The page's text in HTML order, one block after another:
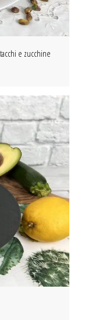
e zucchine